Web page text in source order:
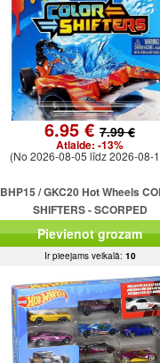
6.95 €7.99 €
Atlaide: -13%
(No 2026-08-05 līdz 2026-08-
BHP15 / GKC20 Hot Wheels
SHIFTERS - SCORPED
Pievienot grozam
Ir pieejams veikalā: 10